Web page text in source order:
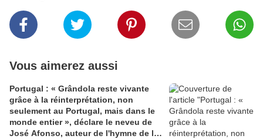
Vous aimerez aussi
Portugal : « Grândola reste vivante
grâce à la réinterprétation, non
seulement au Portugal, mais dans le
monde entier », déclare le neveu de
José Afonso, auteur de l'hymne de la